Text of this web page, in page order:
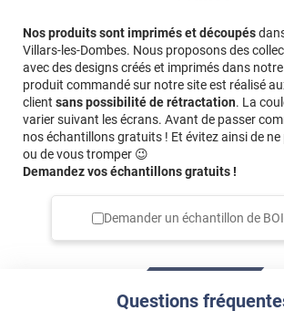
Nos produits sont imprimés et découpés
Villars-les-Dombes. Nous proposons des
avec des designs créés et imprimés dans
produit commandé sur notre site est réalisé
client sans possibilité de rétractation. La
varier suivant les écrans. Avant de passer
nos échantillons gratuits ! Et évitez ainsi de
ou de vous tromper 😉
Demandez vos échantillons gratuits !
Demander un échantillon de
Questions